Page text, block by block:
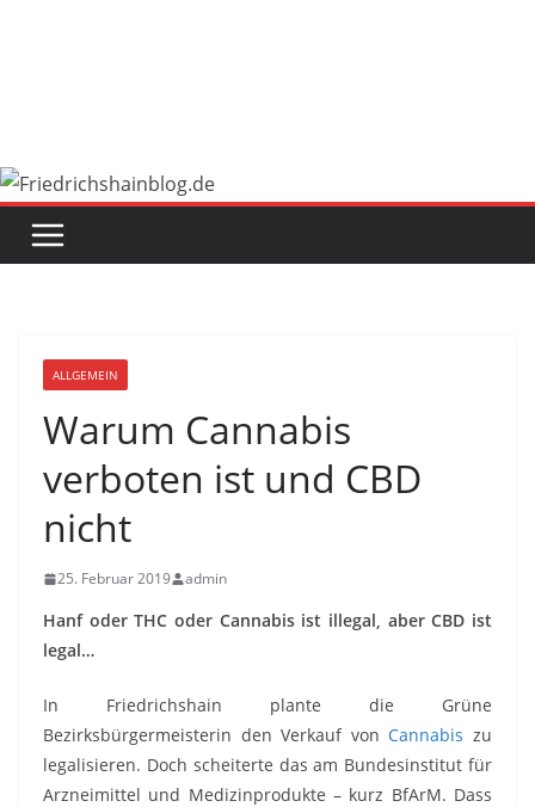
ALLGEMEIN
Warum Cannabis
verboten ist und CBD
nicht
25. Februar 2019 admin
Hanf oder THC oder Cannabis ist illegal, aber CBD ist
legal…
In Friedrichshain plante die Grüne
Bezirksbürgermeisterin den Verkauf vonCannabis zu
legalisieren. Doch scheiterte das am Bundesinstitut für
Arzneimittel und Medizinprodukte – kurz BfArM. Dass